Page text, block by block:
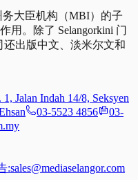
务大臣机构（MBI）的子
用。除了 Selangorkini 门
还出版中文、淡米尔文和
Jalan Indah 14/8, Seksyen
03-5523 4856
03-
:sales@mediaselangor.com